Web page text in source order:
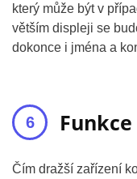
který může být v
větším displeji se
dokonce i jména a
Funkce
Čím dražší zařízení